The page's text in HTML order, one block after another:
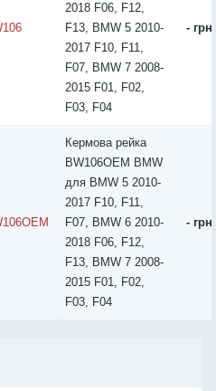
2018 F06, F12,
F13, BMW 5 2010-
2017 F10, F11,
F07, BMW 7 2008-
2015 F01, F02,
F03, F04
- грн
Кермова рейка
BW106OEM BMW
для BMW 5 2010-
2017 F10, F11,
F07, BMW 6 2010-
2018 F06, F12,
F13, BMW 7 2008-
2015 F01, F02,
F03, F04
- грн